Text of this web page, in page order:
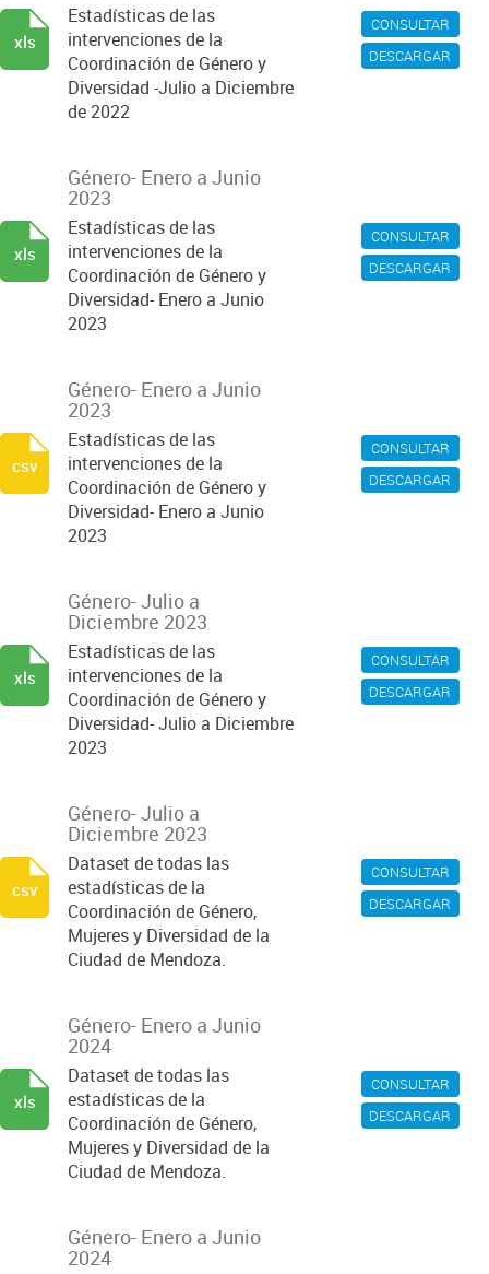
CONSULTAR
DESCARGAR
Estadísticas de las
intervenciones de la
Coordinación de Género y
Diversidad -Julio a Diciembre
de 2022
xls
CONSULTAR
DESCARGAR
Género- Enero a Junio
2023
Estadísticas de las
intervenciones de la
Coordinación de Género y
Diversidad- Enero a Junio
2023
xls
CONSULTAR
DESCARGAR
Género- Enero a Junio
2023
Estadísticas de las
intervenciones de la
Coordinación de Género y
Diversidad- Enero a Junio
2023
csv
CONSULTAR
DESCARGAR
Género- Julio a
Diciembre 2023
Estadísticas de las
intervenciones de la
Coordinación de Género y
Diversidad- Julio a Diciembre
2023
xls
CONSULTAR
DESCARGAR
Género- Julio a
Diciembre 2023
Dataset de todas las
estadísticas de la
Coordinación de Género,
Mujeres y Diversidad de la
Ciudad de Mendoza.
csv
CONSULTAR
DESCARGAR
Género- Enero a Junio
2024
Dataset de todas las
estadísticas de la
Coordinación de Género,
Mujeres y Diversidad de la
Ciudad de Mendoza.
xls
Género- Enero a Junio
2024